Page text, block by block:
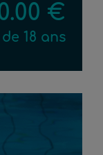
€
18 ans